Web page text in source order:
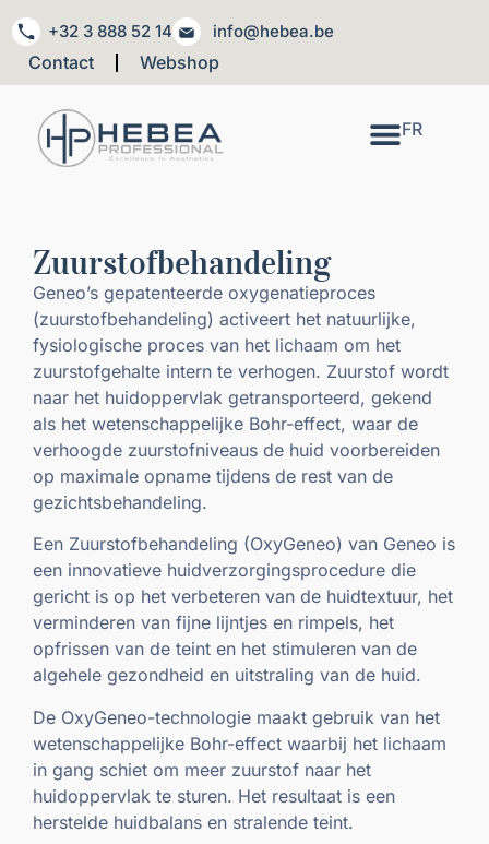
+32 3 888 52 14 info@hebea.be
Contact Webshop
FR
Zuurstofbehandeling
Geneo’s gepatenteerde oxygenatieproces
(zuurstofbehandeling) activeert het natuurlijke,
fysiologische proces van het lichaam om het
zuurstofgehalte intern te verhogen. Zuurstof wordt
naar het huidoppervlak getransporteerd, gekend
als het wetenschappelijke Bohr-effect, waar de
verhoogde zuurstofniveaus de huid voorbereiden
op maximale opname tijdens de rest van de
gezichtsbehandeling.
Een Zuurstofbehandeling (OxyGeneo) van Geneo is
een innovatieve huidverzorgingsprocedure die
gericht is op het verbeteren van de huidtextuur, het
verminderen van fijne lijntjes en rimpels, het
opfrissen van de teint en het stimuleren van de
algehele gezondheid en uitstraling van de huid.
De OxyGeneo-technologie maakt gebruik van het
wetenschappelijke Bohr-effect waarbij het lichaam
in gang schiet om meer zuurstof naar het
huidoppervlak te sturen. Het resultaat is een
herstelde huidbalans en stralende teint.